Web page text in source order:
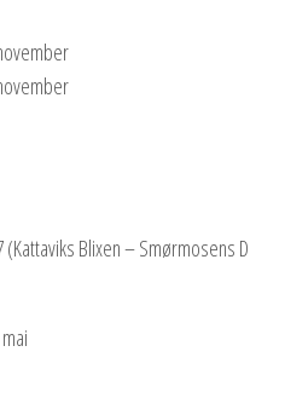
(Kattaviks Blixen – Smørmosens D